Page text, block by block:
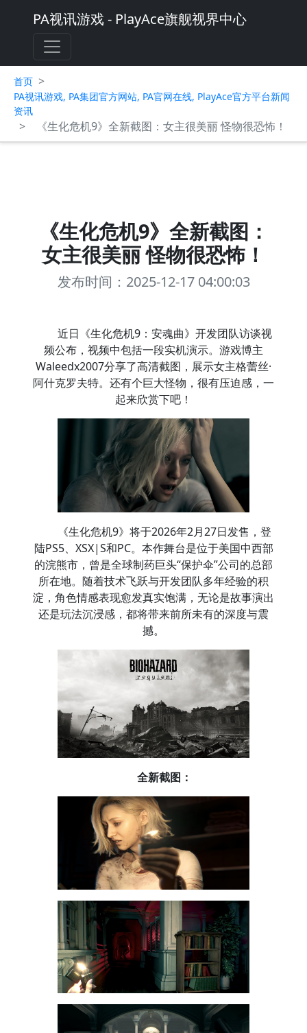
PA视讯游戏 - PlayAce旗舰视界中心
首页 >
PA视讯游戏, PA集团官方网站, PA官网在线, PlayAce官方平台新闻
资讯
> 《生化危机9》全新截图：女主很美丽 怪物很恐怖！
《生化危机9》全新截图：
女主很美丽 怪物很恐怖！
发布时间：2025-12-17 04:00:03
近日《生化危机9：安魂曲》开发团队访谈视
频公布，视频中包括一段实机演示。游戏博主
Waleedx2007分享了高清截图，展示女主格蕾丝·
阿什克罗夫特。还有个巨大怪物，很有压迫感，一
起来欣赏下吧！
《生化危机9》将于2026年2月27日发售，登
陆PS5、XSX|S和PC。本作舞台是位于美国中西部
的浣熊市，曾是全球制药巨头“保护伞”公司的总部
所在地。随着技术飞跃与开发团队多年经验的积
淀，角色情感表现愈发真实饱满，无论是故事演出
还是玩法沉浸感，都将带来前所未有的深度与震
撼。
全新截图：